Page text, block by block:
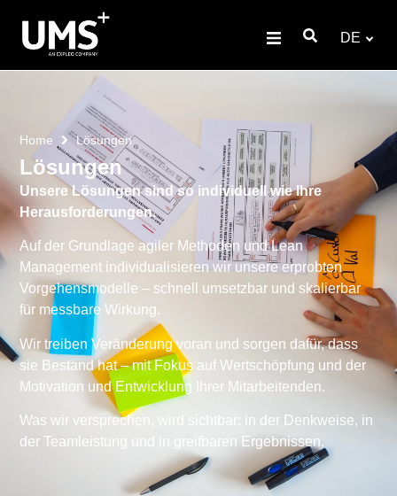
DE
Home Lösungen
Lösungen
Unsere Lösungen sind so individuell wie Ihre
Herausforderungen.
Auf der Grundlage agiler Methoden und Lean
Management individualisieren wir unsere erprobten
Vorgehensmodelle – schnell umsetzbar und skalierbar
für messbare Wirkung.
Wir treiben Veränderung voran und sorgen dafür, dass
sie Bestand hat – mit Fokus auf Wertschöpfung und der
Motivation und Entwicklung Ihrer Mitarbeitenden.
Was wir versprechen, wird sichtbar: in der Denkweise, in
der Teamleistung und in greifbaren Ergebnissen. ​